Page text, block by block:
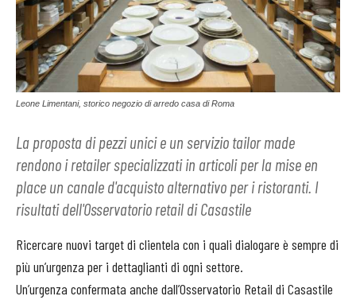
Leone Limentani, storico negozio di arredo casa di Roma
La proposta di pezzi unici e un servizio tailor made
rendono i retailer specializzati in articoli per la mise en
place un canale d'acquisto alternativo per i ristoranti. I
risultati dell'Osservatorio retail di Casastile
Ricercare nuovi target di clientela con i quali dialogare è sempre di
più un’urgenza per i dettaglianti di ogni settore.
Un’urgenza confermata anche dall’Osservatorio Retail di Casastile